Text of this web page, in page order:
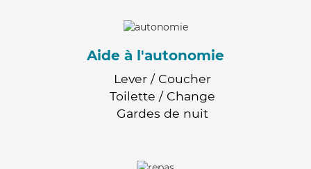
Aide à l'autonomie
Lever / Coucher
Toilette / Change
Gardes de nuit